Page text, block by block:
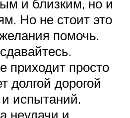
и близким, но и
Но не стоит это
помочь.
приходит просто
долгой дорогой
испытаний.
неудачи и